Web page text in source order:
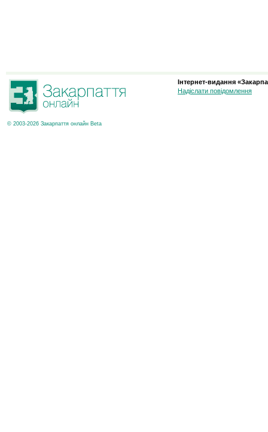
© 2003-2026 Закарпаття онлайн Beta
Інтернет-видання
Надіслати повідомлення